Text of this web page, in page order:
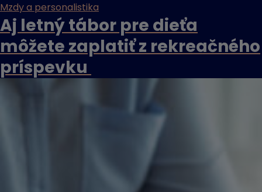
Mzdy a personalistika
Aj letný tábor pre dieťa
môžete zaplatiť z rekreačného
príspevku